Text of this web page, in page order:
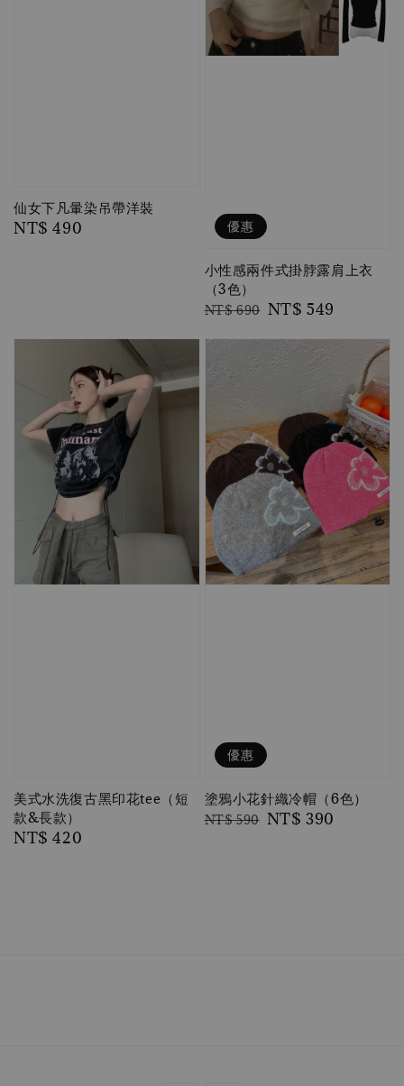
仙女下凡暈染吊帶洋裝
Regular
NT$ 490 優惠
小性感兩件式掛脖露肩上衣
（3色）
Regular
NT$ 690 Sale
NT$ 549
美式水洗復古黑印花tee（短
款&長款）
Regular
NT$ 420
優惠
塗鴉小花針織冷帽（6色）
Regular
NT$ 590 Sale
NT$ 390